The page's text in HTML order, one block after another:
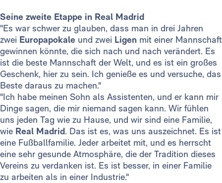
Seine zweite Etappe in Real Madrid
"Es war schwer zu glauben, dass man in drei Jahren
zwei Europapokale und zwei Ligen mit einer Mannschaft
gewinnen könnte, die sich nach und nach verändert. Es
ist die beste Mannschaft der Welt, und es ist ein großes
Geschenk, hier zu sein. Ich genieße es und versuche, das
Beste daraus zu machen."
"Ich habe meinen Sohn als Assistenten, und er kann mir
Dinge sagen, die mir niemand sagen kann. Wir fühlen
uns jeden Tag wie zu Hause, und wir sind eine Familie,
wie Real Madrid. Das ist es, was uns auszeichnet. Es ist
eine Fußballfamilie. Jeder arbeitet mit, und es herrscht
eine sehr gesunde Atmosphäre, die der Tradition dieses
Vereins zu verdanken ist. Es ist besser, in einer Familie
zu arbeiten als in einer Industrie."